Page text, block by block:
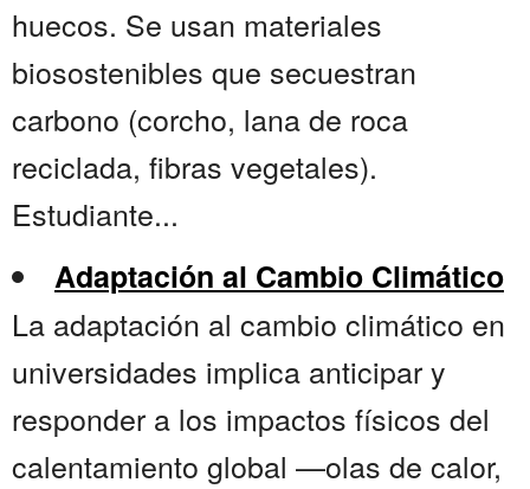
huecos. Se usan materiales
biosostenibles que secuestran
carbono (corcho, lana de roca
reciclada, fibras vegetales).
Estudiante...
Adaptación al Cambio Climático
La adaptación al cambio climático en
universidades implica anticipar y
responder a los impactos físicos del
calentamiento global —olas de calor,